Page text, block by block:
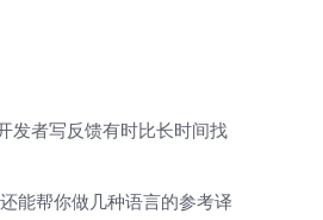
发者写反馈有时比长时间找
能帮你做几种语言的参考译